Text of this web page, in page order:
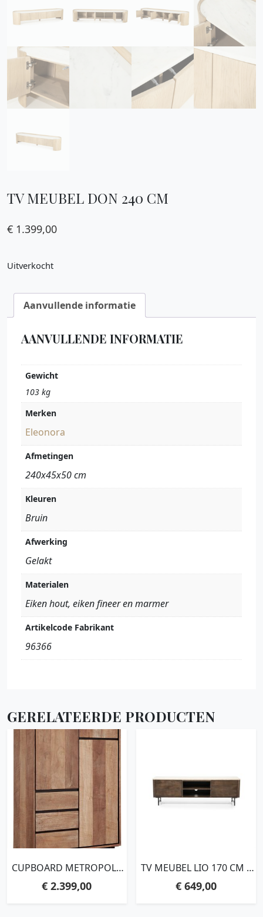
TV MEUBEL DON 240 CM
€ 1.399,00
Uitverkocht
Aanvullende informatie
AANVULLENDE INFORMATIE
Gewicht
103 kg
Merken
Eleonora
Afmetingen
240x45x50 cm
Kleuren
Bruin
Afwerking
Gelakt
Materialen
Eiken hout, eiken fineer en marmer
Artikelcode Fabrikant
96366
GERELATEERDE PRODUCTEN
CUPBOARD METROPOLE
DRAWERS,210X100X40 CM,
€ 2.399,00
TV MEUBEL LIO 170 CM –
€ 649,00